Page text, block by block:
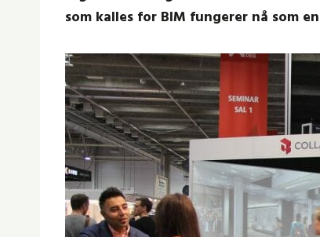
som kalles for BIM fungerer nå som